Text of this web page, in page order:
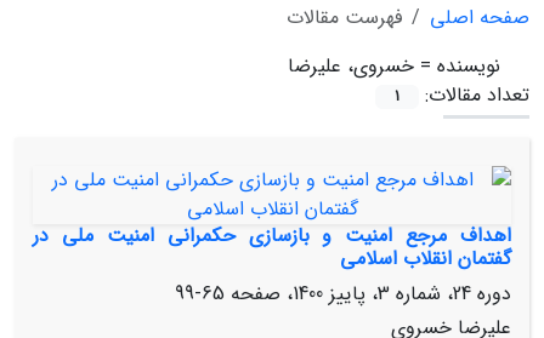
صفحه اصلی
فهرست مقالات
نویسنده = خسروی، علیرضا
تعداد مقالات:
1
اهداف مرجع امنیت و بازسازی حکمرانی امنیت ملی در
گفتمان انقلاب اسلامی
دوره 24، شماره 3، پاییز 1400، صفحه
65-99
علیرضا خسروی